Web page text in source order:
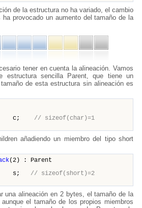
de la estructura no ha variado, el cambio
provocado un aumento del tamaño de la
tener en cuenta la alineación. Vamos
estructura sencilla Parent, que tiene un
de esta estructura sin alineación es
// sizeof(char)=1
añadiendo un miembro del tipo short
(2) : Parent
// sizeof(short)=2
una alineación en 2 bytes, el tamaño de la
el tamaño de los propios miembros